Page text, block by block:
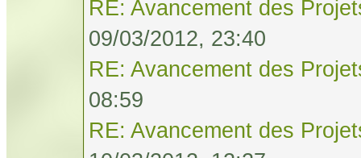
RE: Avancement des
09/03/2012, 23:40
RE: Avancement des
08:59
RE: Avancement des